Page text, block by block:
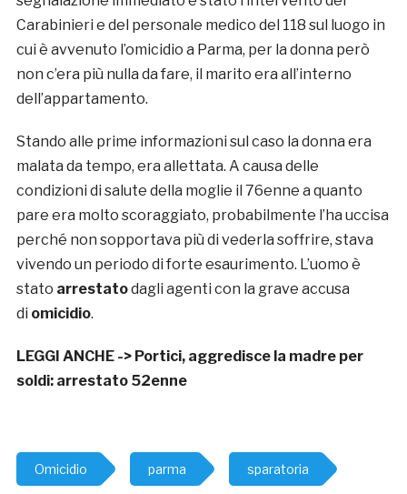
Carabinieri e del personale medico del 118 sul luogo in
cui è avvenuto l’omicidio a Parma, per la donna però
non c’era più nulla da fare, il marito era all’interno
dell’appartamento.
Stando alle prime informazioni sul caso la donna era
malata da tempo, era allettata. A causa delle
condizioni di salute della moglie il 76enne a quanto
pare era molto scoraggiato, probabilmente l’ha uccisa
perché non sopportava più di vederla soffrire, stava
vivendo un periodo di forte esaurimento. L’uomo è
stato arrestatodagli agenti con la grave accusa
di omicidio.
LEGGI ANCHE -> Portici, aggredisce la madre per
soldi: arrestato 52enne
Omicidio parma sparatoria